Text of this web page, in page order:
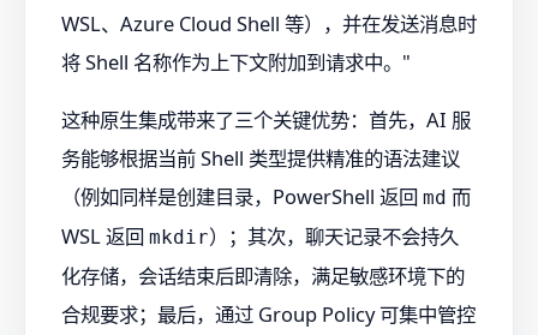
WSL、Azure Cloud Shell 等），并在发送消息时
将 Shell 名称作为上下文附加到请求中。"
这种原生集成带来了三个关键优势：首先，AI 服
务能够根据当前 Shell 类型提供精准的语法建议
（例如同样是创建目录，PowerShell 返回 md 而
WSL 返回 mkdir）；其次，聊天记录不会持久
化存储，会话结束后即清除，满足敏感环境下的
合规要求；最后，通过 Group Policy 可集中管控